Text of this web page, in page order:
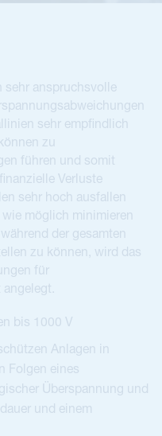
sehr anspruchsvolle
sehr empfindlich
zu
führen und somit
Verluste
sehr hoch ausfallen
möglich minimieren
der gesamten
zu können, wird das
für
angelegt.
bis 1000 V
Anlagen in
Folgen eines
Überspannung und
und einem